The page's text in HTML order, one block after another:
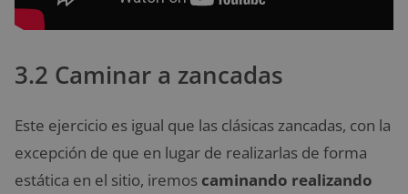
3.2 Caminar a zancadas
Este ejercicio es igual que las clásicas zancadas, con la
excepción de que en lugar de realizarlas de forma
estática en el sitio, iremos caminando realizando